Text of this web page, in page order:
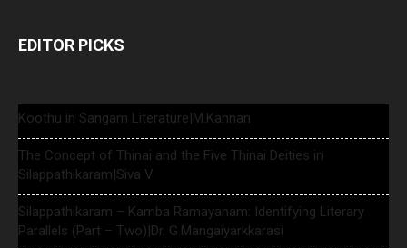
EDITOR PICKS
Koothu in Sangam Literature|M.Kannan
The Concept of Thinai and the Five Thinai Deities in
Silappathikaram|Siva V
Silappathikaram – Kamba Ramayanam: Identifying Literary
Parallels (Part – Two)|Dr. G.Mangaiyarkkarasi